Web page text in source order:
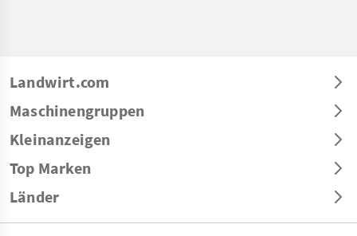
Landwirt.com
Maschinengruppen
Kleinanzeigen
Top Marken
Länder